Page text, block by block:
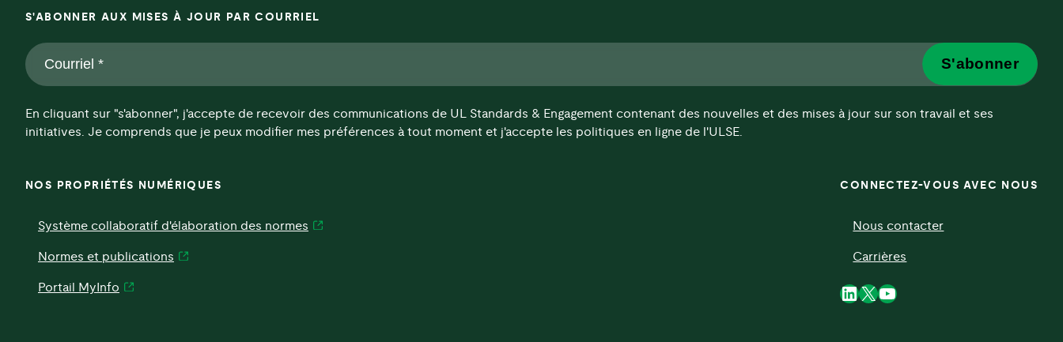
S'ABONNER AUX MISES À JOUR PAR COURRIEL
Courriel
**
En cliquant sur "s'abonner", j'accepte de recevoir des communications de UL Standards & Engagement contenant des nouvelles et des mises à jour sur son travail et ses
initiatives. Je comprends que je peux modifier mes préférences à tout moment et j'accepte les politiques en ligne de l'ULSE.
S'abonner
NOS PROPRIÉTÉS NUMÉRIQUES
Système collaboratif d'élaboration des normes
Normes et publications
Portail MyInfo
CONNECTEZ-VOUS AVEC NOUS
Nous contacter
Carrières
LinkedIn
X YouTube